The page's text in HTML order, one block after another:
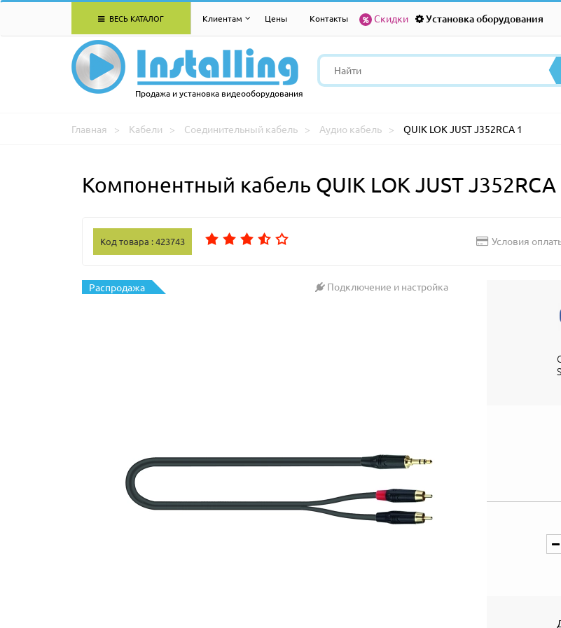
ВЕСЬ КАТАЛОГ Клиентам Цены Контакты Скидки Установка оборудования
Продажа и установка видеооборудования
Главная Кабели Соединительный кабель Аудио кабель QUIK LOK JUST J352RCA 1
Компонентный кабель QUIK LOK JUST J352RCA
Код товара : 423743 Условия
Распродажа
Подключение и настройка